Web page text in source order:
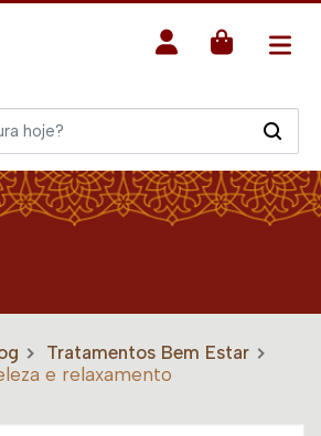
Tratamentos Bem Estar
e relaxamento